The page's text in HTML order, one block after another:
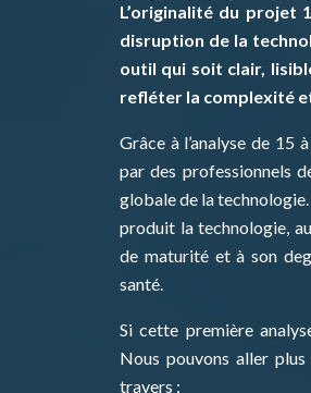
L’originalité du projet
disruption de la
outil qui soit clair,
refléter la complexité
Grâce à l’analyse de 15
par des professionnels
globale de la
produit la technologie,
de maturité et à son
santé.
Si cette première
Nous pouvons aller
travers :